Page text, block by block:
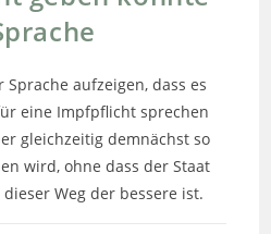
aufzeigen, dass es
eine Impfpflicht sprechen
gleichzeitig demnächst so
wird, ohne dass der Staat
Weg der bessere ist.